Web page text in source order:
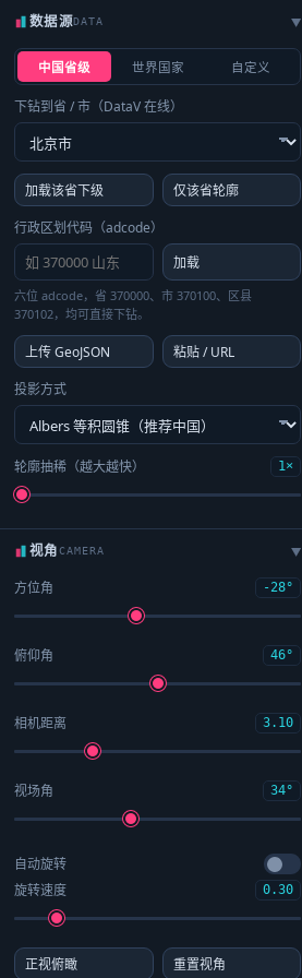
☰ 面板 地图
数据源DATA ▶
中国省级 世界国家 自定义
下钻到省 / 市（DataV 在线）
加载该省下级
仅该省轮廓
行政区划代码（adcode）
加载
六位 adcode，省 370000、市 370100、区县
370102，均可直接下钻。
上传 GeoJSON
粘贴 / URL
投影方式
轮廓抽稀（越大越快） 1×
视角CAMERA ▶
方位角 -28°
俯仰角 46°
相机距离 3.10
视场角 34°
自动旋转
旋转速度
0.30
正视俯瞰 重置视角